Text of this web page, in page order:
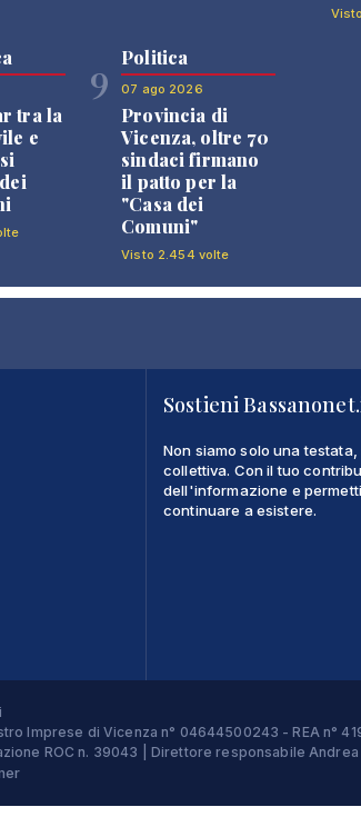
tra la
e
9
Politica
07 ago 2026
Provincia di
Vicenza, oltre 70
sindaci firmano
il patto per la
"Casa dei
Comuni"
Visto 2.454 volte
Sostieni
Non siamo solo una
collettiva. Con il tuo
dell'informazione e
continuare a esistere.
Imprese di Vicenza n° 04644500243 - REA n°
ROC n. 39043 | Direttore responsabile